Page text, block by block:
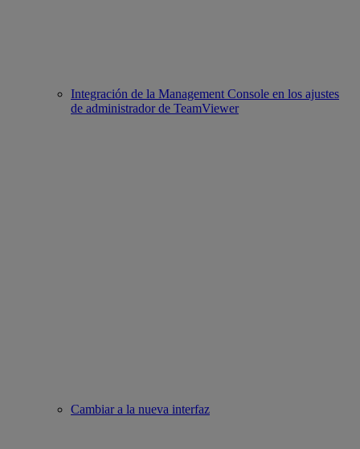
Integración de la Management Console en los ajustes
de administrador de TeamViewer
Cambiar a la nueva interfaz